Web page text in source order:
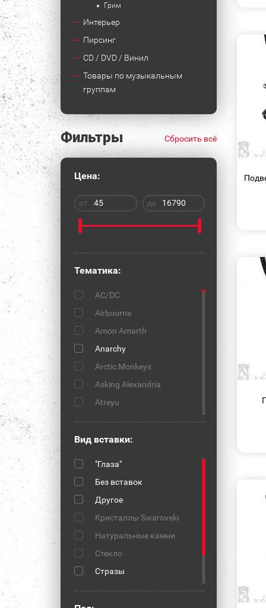
Грим
Интерьер
Пирсинг
CD / DVD / Винил
Товары по музыкальным
группам
Фильтры Сбросить всё
Цена:
от до
Тематика:
AC/DC
Airbourne
Amon Amarth
Anarchy
Arctic Monkeys
Asking Alexandria
Atreyu
Attila
Beatles
Вид вставки:
"Глаза"
Без вставок
Другое
Кристаллы Swarovski
Натуральные камни
Стекло
Стразы
Фианиты